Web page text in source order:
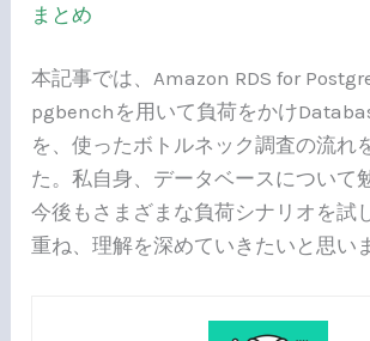
まとめ
本記事では、Amazon RDS for
pgbenchを用いて負荷をかけ
を、使ったボトルネック調査の流れ
た。私自身、データベースについて
今後もさまざまな負荷シナリオを試
重ね、理解を深めていきたいと思い